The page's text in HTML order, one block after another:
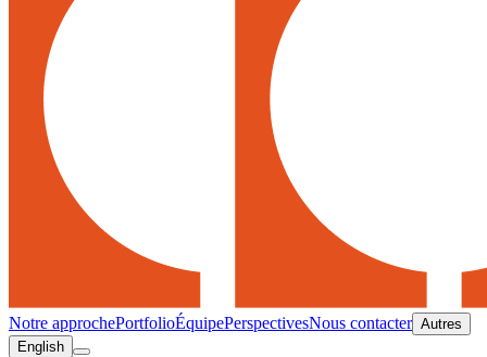
Notre approchePortfolioÉquipePerspectivesNous contacter Autres
English